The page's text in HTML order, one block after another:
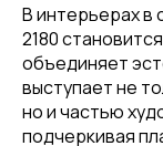
В интерьерах в
2180
объединяет
выступает не
но и частью
подчеркивая